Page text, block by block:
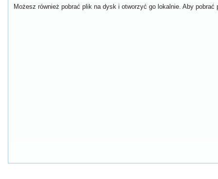
Możesz również pobrać plik na dysk i otworzyć go lokalnie. Aby